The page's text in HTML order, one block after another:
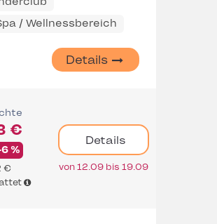
/ Wellnessbereich
Details
€
%
€
Details
von 12.09 bis 19.09